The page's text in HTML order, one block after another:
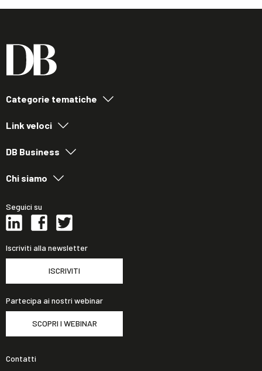
Categorie tematiche
Link veloci
DB Business
Chi siamo
Seguici su
Iscriviti alla newsletter
ISCRIVITI
Partecipa ai nostri webinar
SCOPRI I WEBINAR
Contatti